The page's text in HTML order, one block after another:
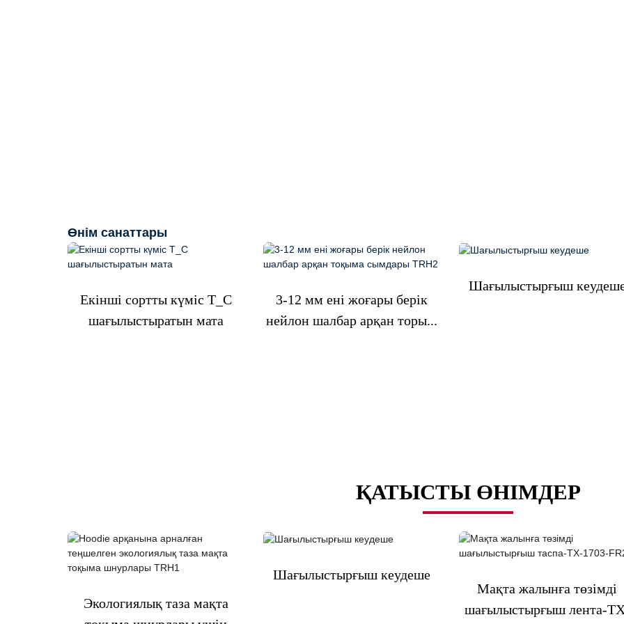
Өнім санаттары
Екінші сортты күміс T_C
шағылыстыратын мата
3-12 мм ені жоғары берік
нейлон шалбар арқан торы...
Шағылыстырғыш
ҚАТЫСТЫ ӨНІМДЕР
Экологиялық таза мақта
Шағылыстырғыш кеудеше
Мақта жалынға төзімді
шағылыстырғыш лента-